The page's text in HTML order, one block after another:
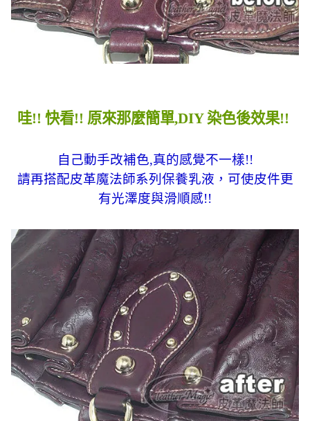
哇!! 快看!! 原來那麼簡單,DIY 染色後效果!!
自己動手改補色,真的感覺不一樣!!
請再搭配皮革魔法師系列保養乳液，可使皮件更
有光澤度與滑順感!!